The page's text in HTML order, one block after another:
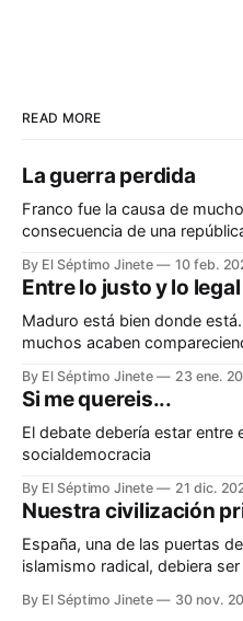
READ MORE
La guerra perdida
Franco fue la causa de
consecuencia de una
By El Séptimo Jinete 10 feb.
Entre lo justo y lo legal
Maduro está bien donde
muchos acaben
By El Séptimo Jinete 23 ene.
Si me quereis...
El debate debería estar entre
socialdemocracia
By El Séptimo Jinete 21 dic.
Nuestra civilización
España, una de las puertas
islamismo radical, debiera
By El Séptimo Jinete 30 nov.